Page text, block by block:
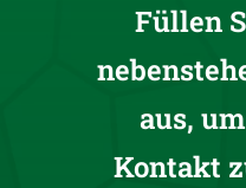
Füllen
aus,
Kontakt